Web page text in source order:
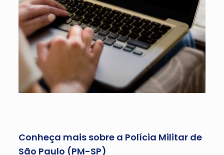
Conheça mais sobre a Polícia Militar de
São Paulo (PM-SP)